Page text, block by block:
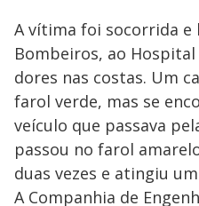
A vítima foi socorrida e
Bombeiros, ao
dores nas costas. Um
farol verde, mas se
veículo que passava
passou no farol
duas vezes e atingiu
A Companhia de